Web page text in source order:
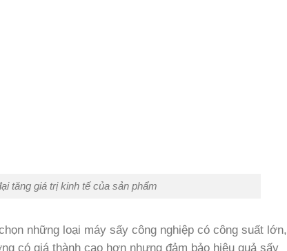
tăng giá trị kinh tế của sản phẩm
những loại máy sấy công nghiệp có công suất lớn,
có giá thành cao hơn nhưng đảm bảo hiệu quả sấy